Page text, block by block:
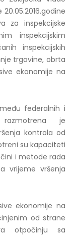
za inspekcijske
inspekcijskim
inspekcijskih
trgovine, obrta
ekonomije na
federalnih i
razmotrena je
kontrola od
su kapaciteti
i metode rada
vrijeme vršenja
ekonomije na
od strane
otpočinju sa